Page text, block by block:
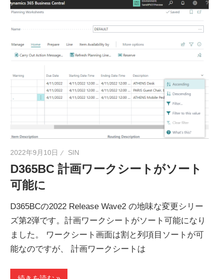
2022年9月10日 SIN
D365BC 計画ワークシートがソート
可能に
D365BCの2022 Release Wave2 の地味な変更シリー
ズ第2弾です。計画ワークシートがソート可能になり
ました。 ワークシート画面は割と列項目ソートが可
能なのですが、 計画ワークシートは